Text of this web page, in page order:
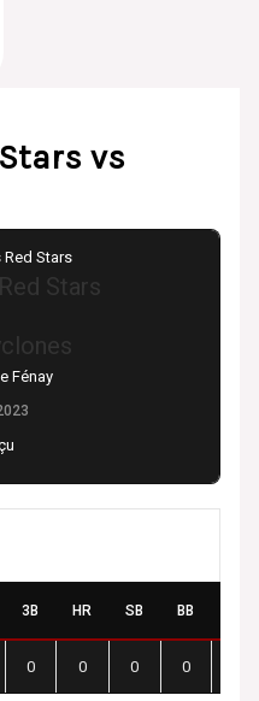
vs
Stars
3B HR SB BB
0 0 0 0